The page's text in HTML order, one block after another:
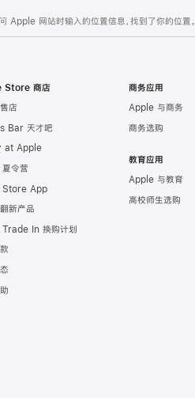
Apple 网站时输入的位置信息，找到了你的位置。
Store 商店
店
Bar 天才吧
at Apple
令营
Store App
新产品
In 换购计划
商务应用
Apple 与商务
商务选购
教育应用
Apple 与教育
高校师生选购